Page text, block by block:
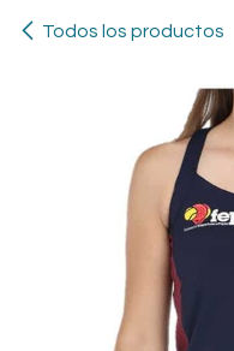
Todos los productos